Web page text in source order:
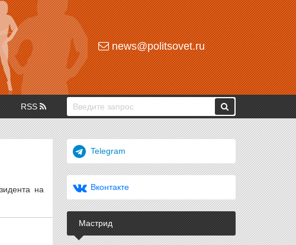
news@politsovet.ru
RSS
на
Telegram
Вконтакте
Мастрид